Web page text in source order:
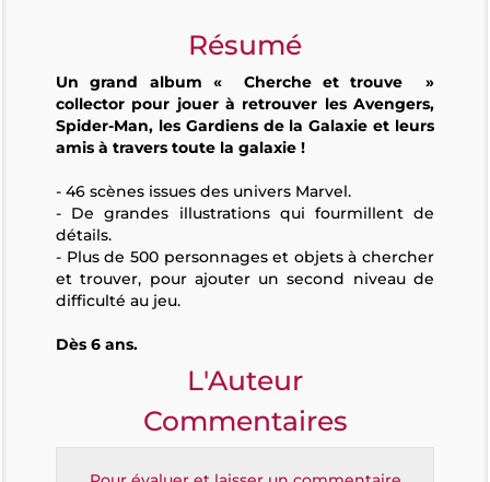
Résumé
Un grand album « Cherche et trouve »
collector pour jouer à retrouver les Avengers,
Spider-Man, les Gardiens de la Galaxie et leurs
amis à travers toute la galaxie !
- 46 scènes issues des univers Marvel.
- De grandes illustrations qui fourmillent de
détails.
- Plus de 500 personnages et objets à chercher
et trouver, pour ajouter un second niveau de
difficulté au jeu.
Dès 6 ans.
L'Auteur
Commentaires